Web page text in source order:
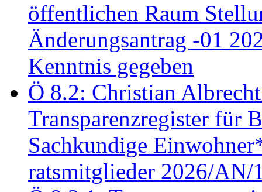
öffentlichen Raum
Änderungsantrag -01
Kenntnis gegeben
Ö 8.2: Christian
Transparenzregister für
Sachkundige
ratsmitglieder 2026/AN/